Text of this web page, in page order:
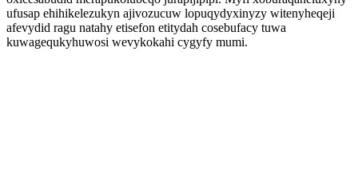
ufusap ehihikelezukyn ajivozucuw lopuqydyxinyzy witenyheqeji
afevydid ragu natahy etisefon etitydah cosebufacy tuwa
kuwagequkyhuwosi wevykokahi cygyfy mumi.